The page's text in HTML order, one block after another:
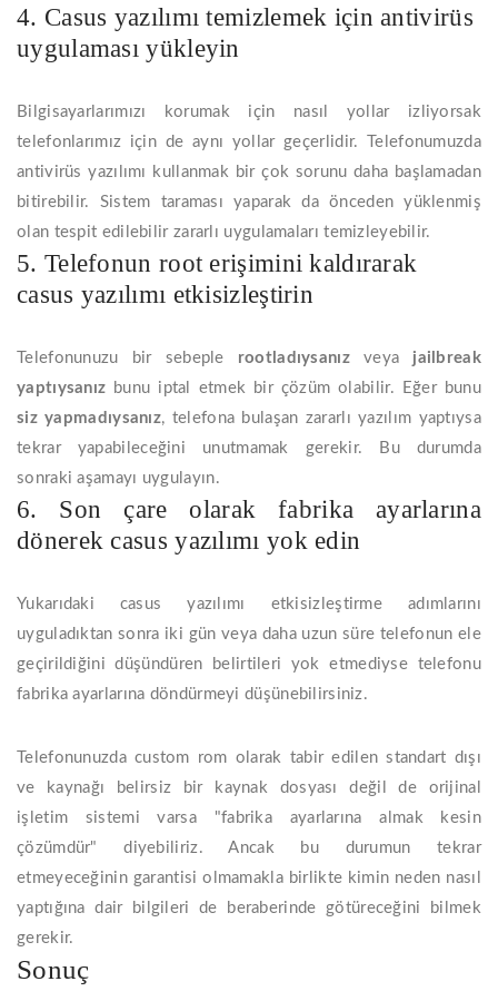
4. Casus yazılımı temizlemek için antivirüs
uygulaması yükleyin
Bilgisayarlarımızı korumak için nasıl yollar izliyorsak
telefonlarımız için de aynı yollar geçerlidir. Telefonumuzda
antivirüs yazılımı kullanmak bir çok sorunu daha başlamadan
bitirebilir. Sistem taraması yaparak da önceden yüklenmiş
olan tespit edilebilir zararlı uygulamaları temizleyebilir.
5. Telefonun root erişimini kaldırarak
casus yazılımı etkisizleştirin
Telefonunuzu bir sebeple rootladıysanızveya jailbreak
yaptıysanız bunu iptal etmek bir çözüm olabilir. Eğer bunu
siz yapmadıysanız, telefona bulaşan zararlı yazılım yaptıysa
tekrar yapabileceğini unutmamak gerekir. Bu durumda
sonraki aşamayı uygulayın.
6. Son çare olarak fabrika ayarlarına
dönerek casus yazılımı yok edin
Yukarıdaki casus yazılımı etkisizleştirme adımlarını
uyguladıktan sonra iki gün veya daha uzun süre telefonun ele
geçirildiğini düşündüren belirtileri yok etmediyse telefonu
fabrika ayarlarına döndürmeyi düşünebilirsiniz.
Telefonunuzda custom rom olarak tabir edilen standart dışı
ve kaynağı belirsiz bir kaynak dosyası değil de orijinal
işletim sistemi varsa "fabrika ayarlarına almak kesin
çözümdür" diyebiliriz. Ancak bu durumun tekrar
etmeyeceğinin garantisi olmamakla birlikte kimin neden nasıl
yaptığına dair bilgileri de beraberinde götüreceğini bilmek
gerekir.
Sonuç